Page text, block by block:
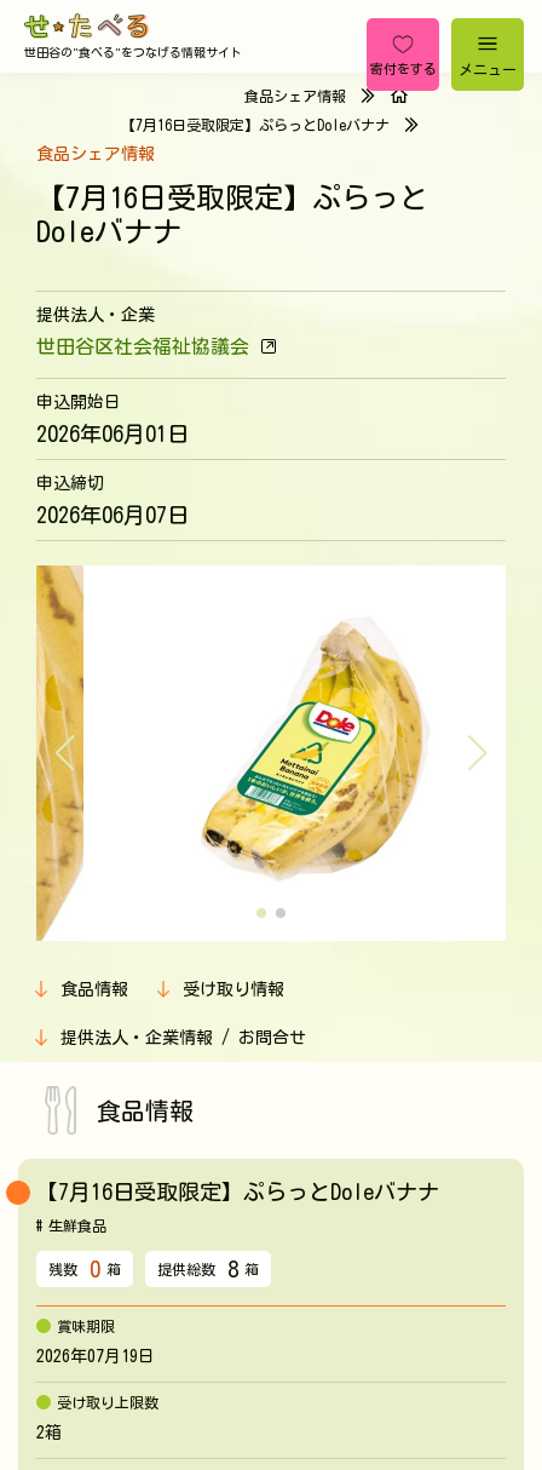
寄付をする メニュー
世田谷の"食べる"をつなげる情報サイト
食品シェア情報
【7月16日受取限定】ぷらっとDoleバナナ
食品シェア情報
【7月16日受取限定】ぷらっと
Doleバナナ
提供法人・企業
世田谷区社会福祉協議会
申込開始日
2026年06月01日
申込締切
2026年06月07日
食品情報 受け取り情報
提供法人・企業情報 / お問合せ
食品情報
【7月16日受取限定】ぷらっとDoleバナナ
生鮮食品
残数 0 箱 提供総数 8 箱
賞味期限
2026年07月19日
受け取り上限数
2箱